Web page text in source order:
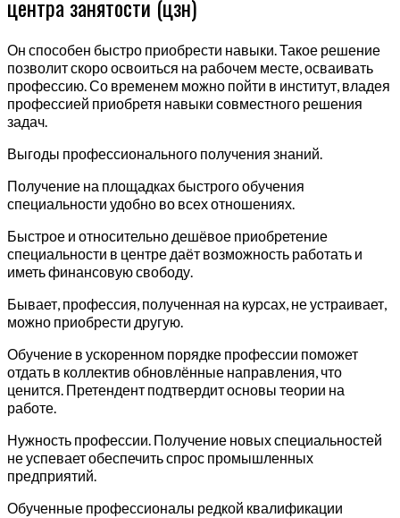
центра занятости (цзн)
Он способен быстро приобрести навыки. Такое решение
позволит скоро освоиться на рабочем месте, осваивать
профессию. Со временем можно пойти в институт, владея
профессией приобретя навыки совместного решения
задач.
Выгоды профессионального получения знаний.
Получение на площадках быстрого обучения
специальности удобно во всех отношениях.
Быстрое и относительно дешёвое приобретение
специальности в центре даёт возможность работать и
иметь финансовую свободу.
Бывает, профессия, полученная на курсах, не устраивает,
можно приобрести другую.
Обучение в ускоренном порядке профессии поможет
отдать в коллектив обновлённые направления, что
ценится. Претендент подтвердит основы теории на
работе.
Нужность профессии. Получение новых специальностей
не успевает обеспечить спрос промышленных
предприятий.
Обученные профессионалы редкой квалификации